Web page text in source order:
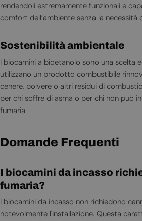
rendendoli estremamente funzionali e
comfort dell’ambiente senza la necessità
Sostenibilità ambientale
I biocamini a bioetanolo sono una scelta
utilizzano un prodotto combustibile
cenere, polvere o altri residui di
per chi soffre di asma o per chi non può
fumaria.
Domande Frequenti
I biocamini da incasso
fumaria?
I biocamini da incasso non richiedono
notevolmente l'installazione. Questa